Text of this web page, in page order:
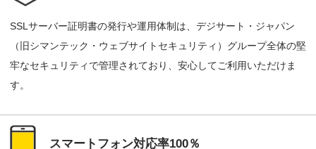
SSLサーバー証明書の発行や運用体制は、デジサート・ジャパン
（旧シマンテック・ウェブサイトセキュリティ）グループ全体の堅
牢なセキュリティで管理されており、安心してご利用いただけま
す。
スマートフォン対応率100％